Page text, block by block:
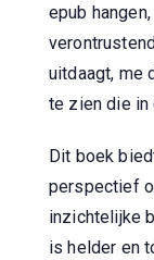
epub
uitdaagt, me
te zien die in
Dit boek
perspectief
inzichtelijke
is helder en